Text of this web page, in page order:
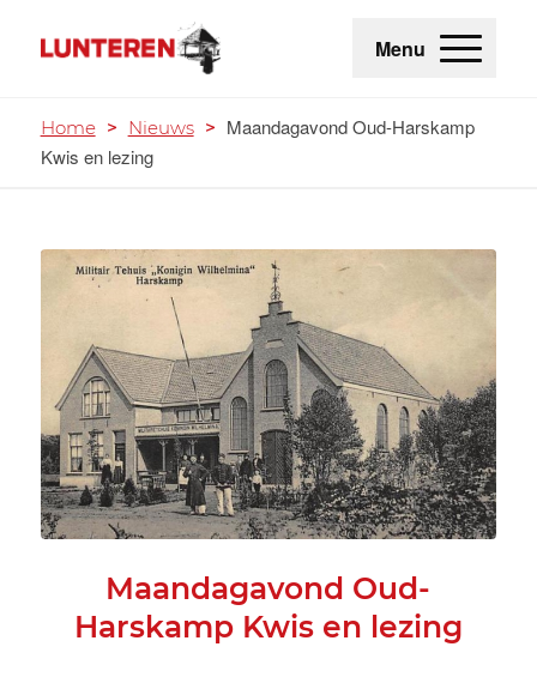
Menu
Home > Nieuws > Maandagavond Oud-Harskamp
Kwis en lezing
Maandagavond Oud-
Harskamp Kwis en lezing